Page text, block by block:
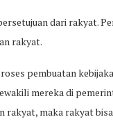
dari rakyat.
rakyat.
pembuatan
mereka di
rakyat, maka rakyat